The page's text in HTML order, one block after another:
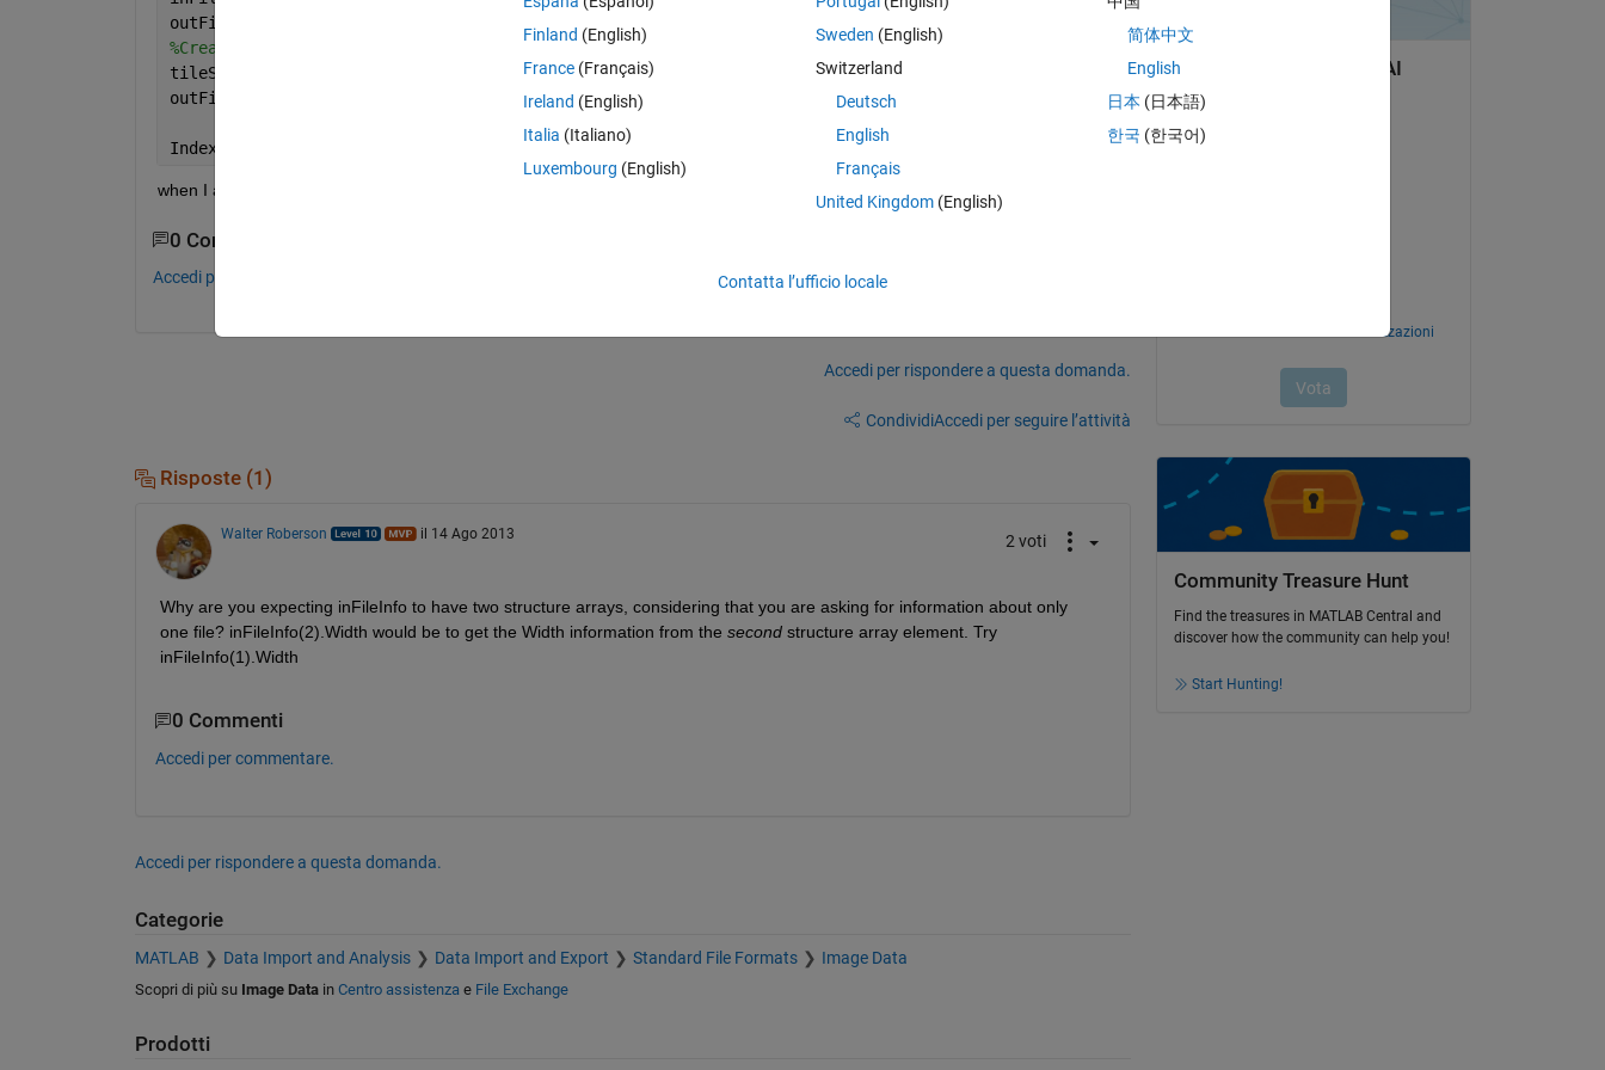
outFile       =
%Create an output TIFF file with tile size of 128x128
tileSize      = [128, 128];
% has to be a multiple of 16.
outFileWriter = bigTiffWriter(outFile, inFileInfo(1).Height, inFileInfo(2).Width, tileSize(1), tileSize(2));
Index
when I am working with .tiff image file this error is coming for that which parameter to be change, how can I solve?
0 Commenti
Accedi per commentare.
Accedi per rispondere a questa domanda.
CondividiAccedi per seguire l’attività
Risposte (1)
Walter Roberson il 14 Ago 2013 2 voti
Why are you expecting inFileInfo to have two structure arrays, considering that you are asking for information about only
one file? inFileInfo(2).Width would be to get the Width information from the second structure array element. Try
inFileInfo(1).Width
0 Commenti
Accedi per commentare.
Accedi per rispondere a questa domanda.
Categorie
MATLAB Data Import and Analysis Data Import and Export Standard File Formats Image Data
Scopri di più su Image Datain Centro assistenzae File Exchange
Prodotti
Community Treasure Hunt
Find the treasures in MATLAB Central and
discover how the community can help you!
Start Hunting!
Finland (English)
France (Français)
Ireland (English)
Italia (Italiano)
Luxembourg (English)
Sweden (English)
Switzerland
Deutsch
English
Français
United Kingdom(English)
简体中文
English
日本 (日本語)
한국 (한국어)
Contatta l’ufficio locale